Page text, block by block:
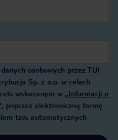
osobowych przez TUI
Sp. z o.o. w celach
wskazanym w „Informacji o
, poprzez elektroniczną formę
tzw. automatycznych